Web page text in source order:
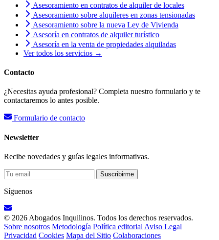
Asesoramiento en contratos de alquiler de locales
Asesoramiento sobre alquileres en zonas tensionadas
Asesoramiento sobre la nueva Ley de Vivienda
Asesoría en contratos de alquiler turístico
Asesoría en la venta de propiedades alquiladas
Ver todos los servicios →
Contacto
¿Necesitas ayuda profesional? Completa nuestro formulario y te
contactaremos lo antes posible.
Formulario de contacto
Newsletter
Recibe novedades y guías legales informativas.
Suscribirme
Síguenos
© 2026 Abogados Inquilinos. Todos los derechos reservados.
Sobre nosotros Metodología Política editorial Aviso Legal
Privacidad Cookies Mapa del Sitio Colaboraciones